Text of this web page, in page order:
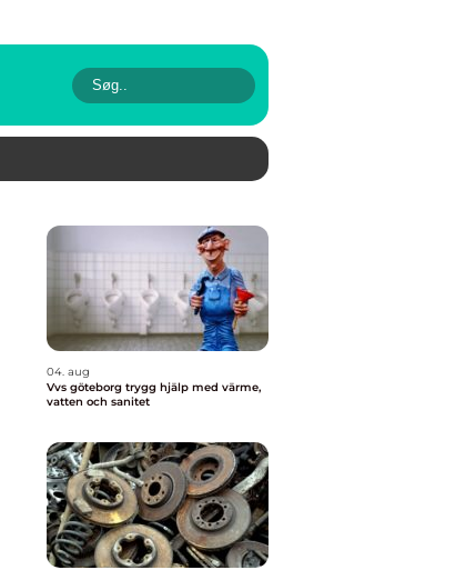
04. aug
Vvs göteborg trygg hjälp med värme,
vatten och sanitet